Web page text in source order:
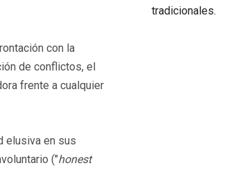
con la
de conflictos, el
frente a cualquier
elusiva en sus
("honest
tradicionales.